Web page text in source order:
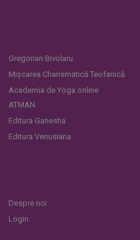
Gregorian Bivolaru
Mișcarea Charismatică Teofanică
Academia de Yoga online
ATMAN
Editura Ganesha
Editura Venusiana
Despre noi
Login